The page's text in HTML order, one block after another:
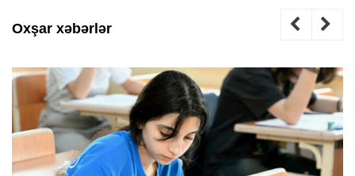
Oxşar xəbərlər